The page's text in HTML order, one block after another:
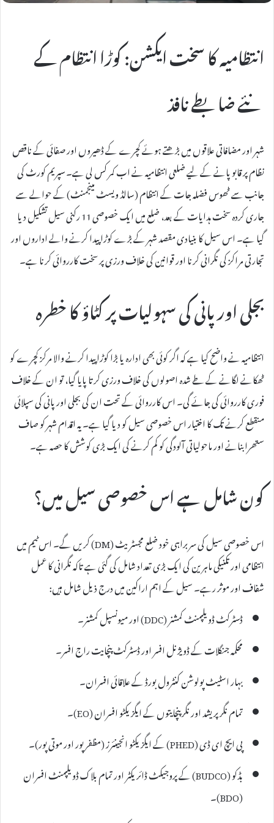
انتظامیہ کا سخت ایکشن: کوڑا انتظام کے
نئے ضابطے نافذ
شہر اور مضافاتی علاقوں میں بڑھتے ہوئے کچرے کے ڈھیروں اور صفائی کے ناقص
نظام پر قابو پانے کے لیے ضلعی انتظامیہ نے اب کمر کس لی ہے۔ سپریم کورٹ کی
جانب سے ٹھوس فضلہ جات کے انتظام (سالڈ ویسٹ مینجمنٹ) کے حوالے سے
جاری کردہ سخت ہدایات کے بعد، ضلع میں ایک خصوصی 11 رکنی سیل تشکیل دیا
گیا ہے۔ اس سیل کا بنیادی مقصد شہر کے بڑے کوڑا پیدا کرنے والے اداروں اور
تجارتی مراکز کی نگرانی کرنا اور قوانین کی خلاف ورزی پر سخت کارروائی کرنا ہے۔
بجلی اور پانی کی سہولیات پر کٹاؤ کا خطرہ
انتظامیہ نے واضح کیا ہے کہ اگر کوئی بھی ادارہ یا بڑا کوڑا پیدا کرنے والا مرکز کچرے کو
ٹھکانے لگانے کے طے شدہ اصولوں کی خلاف ورزی کرتا پایا گیا، تو ان کے خلاف
فوری کارروائی کی جائے گی۔ اس کارروائی کے تحت ان کی بجلی اور پانی کی سپلائی
منقطع کرنے تک کا اختیار اس خصوصی سیل کو دیا گیا ہے۔ یہ اقدام شہر کو صاف
ستھرا بنانے اور ماحولیاتی آلودگی کو کم کرنے کی ایک بڑی کوشش کا حصہ ہے۔
کون شامل ہے اس خصوصی سیل میں؟
اس خصوصی سیل کی سربراہی خود ضلع مجسٹریٹ (DM) کریں گے۔ اس ٹیم میں
انتظامی اور تکنیکی ماہرین کی ایک بڑی تعداد شامل کی گئی ہے تاکہ نگرانی کا عمل
شفاف اور موثر رہے۔ سیل کے اہم اراکین میں درج ذیل شامل ہیں:
ڈسٹرکٹ ڈویلپمنٹ کمشنر (DDC) اور میونسپل کمشنر۔
محکمہ جنگلات کے ڈویژنل افسر اور ڈسٹرکٹ پنچایت راج افسر۔
بہار اسٹیٹ پولوشن کنٹرول بورڈ کے علاقائی افسران۔
تمام نگر پریشد اور نگر پنچایتوں کے ایگزیکٹو افسران (EO)۔
پی ایچ ای ڈی (PHED) کے ایگزیکٹو انجینئرز (مظفرپور اور موتی پور)۔
بڈکو (BUDCO) کے پروجیکٹ ڈائریکٹر اور تمام بلاک ڈویلپمنٹ افسران
(BDO)۔